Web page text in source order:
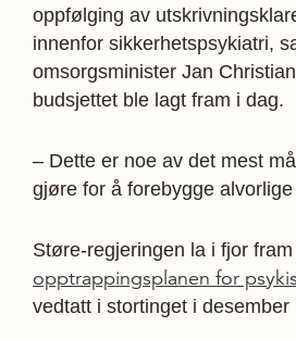
oppfølging av
innenfor sikkerhetspsykiatri,
omsorgsminister Jan
budsjettet ble lagt fram i dag.
– Dette er noe av det mest
gjøre for å forebygge
Støre-regjeringen la i fjor fram
opptrappingsplanen for
vedtatt i stortinget i desember